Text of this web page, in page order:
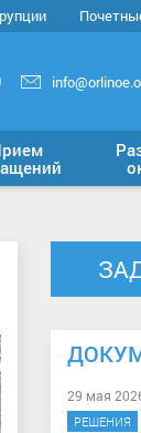
29 мая
РЕШЕНИЯ